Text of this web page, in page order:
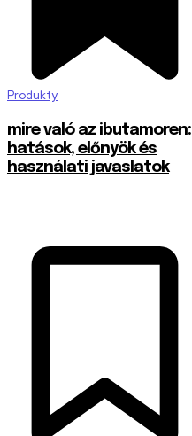
Produkty
mire való az ibutamoren:
hatások, előnyök és
használati javaslatok